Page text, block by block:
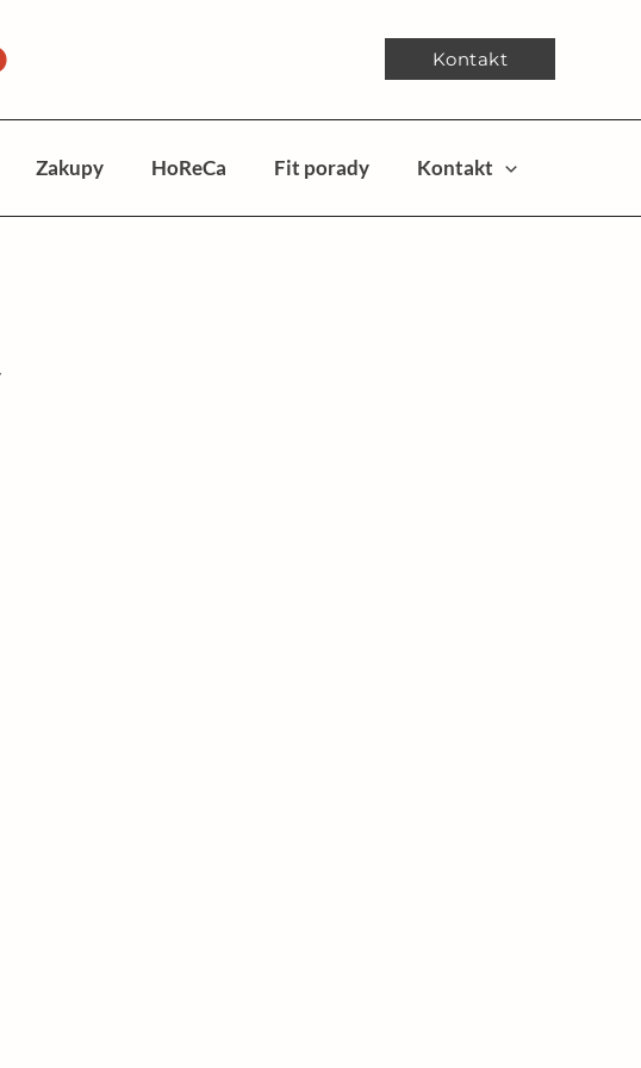
Kontakt
Zakupy HoReCa Fit porady Kontakt